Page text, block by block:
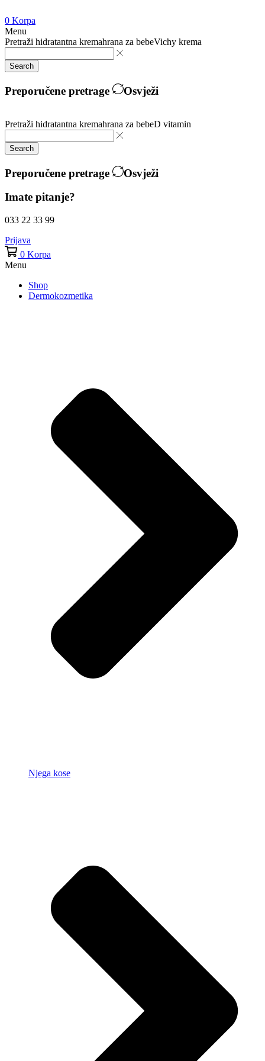
0 Korpa
Menu
Pretraži hidratantna kremahrana za bebeVichy krema
Search
Preporučene pretrage Osvježi
Pretraži hidratantna kremahrana za bebeD vitamin
Search
Preporučene pretrage
Osvježi
Imate pitanje?
033 22 33 99
Prijava
0 Korpa
Menu
Shop
Dermokozmetika
Njega kose